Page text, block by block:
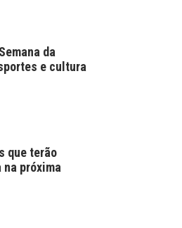
da
e cultura
que terão
próxima